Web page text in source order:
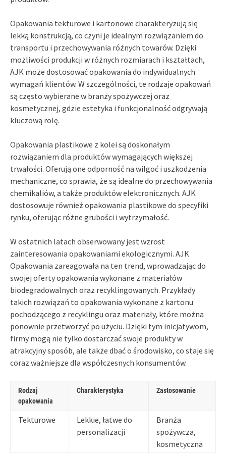
Opakowania tekturowe i kartonowe charakteryzują się
lekką konstrukcją, co czyni je idealnym rozwiązaniem do
transportu i przechowywania różnych towarów. Dzięki
możliwości produkcji w różnych rozmiarach i kształtach,
AJK może dostosować opakowania do indywidualnych
wymagań klientów. W szczególności, te rodzaje opakowań
są często wybierane w branży spożywczej oraz
kosmetycznej, gdzie estetyka i funkcjonalność odgrywają
kluczową rolę.
Opakowania plastikowe z kolei są doskonałym
rozwiązaniem dla produktów wymagających większej
trwałości. Oferują one odporność na wilgoć i uszkodzenia
mechaniczne, co sprawia, że są idealne do przechowywania
chemikaliów, a także produktów elektronicznych. AJK
dostosowuje również opakowania plastikowe do specyfiki
rynku, oferując różne grubości i wytrzymałość.
W ostatnich latach obserwowany jest wzrost
zainteresowania opakowaniami ekologicznymi. AJK
Opakowania zareagowała na ten trend, wprowadzając do
swojej oferty opakowania wykonane z materiałów
biodegradowalnych oraz recyklingowanych. Przykłady
takich rozwiązań to opakowania wykonane z kartonu
pochodzącego z recyklingu oraz materiały, które można
ponownie przetworzyć po użyciu. Dzięki tym inicjatywom,
firmy mogą nie tylko dostarczać swoje produkty w
atrakcyjny sposób, ale także dbać o środowisko, co staje się
coraz ważniejsze dla współczesnych konsumentów.
Rodzaj
opakowania
Charakterystyka Zastosowanie
Tekturowe
Lekkie, łatwe do
personalizacji
Branża
spożywcza,
kosmetyczna